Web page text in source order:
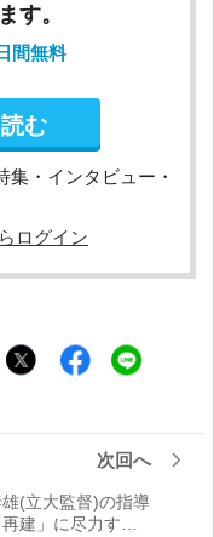
す。
間無料
む
・インタビュー・
ログイン
次回へ
(立大監督)の指導
建」に尽力する